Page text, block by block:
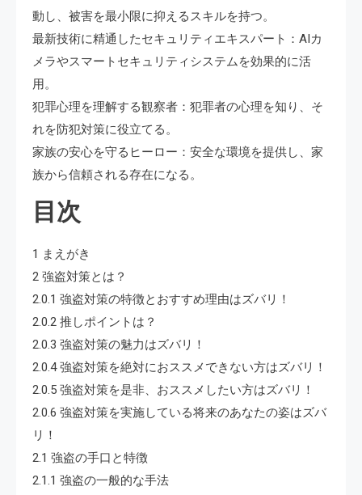
動し、被害を最小限に抑えるスキルを持つ。
最新技術に精通したセキュリティエキスパート：AIカ
メラやスマートセキュリティシステムを効果的に活
用。
犯罪心理を理解する観察者：犯罪者の心理を知り、そ
れを防犯対策に役立てる。
家族の安心を守るヒーロー：安全な環境を提供し、家
族から信頼される存在になる。
目次
1 まえがき
2 強盗対策とは？
2.0.1 強盗対策の特徴とおすすめ理由はズバリ！
2.0.2 推しポイントは？
2.0.3 強盗対策の魅力はズバリ！
2.0.4 強盗対策を絶対におススメできない方はズバリ！
2.0.5 強盗対策を是非、おススメしたい方はズバリ！
2.0.6 強盗対策を実施している将来のあなたの姿はズバ
リ！
2.1 強盗の手口と特徴
2.1.1 強盗の一般的な手法